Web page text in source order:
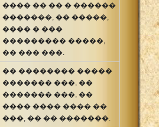
���� �� �� � ������
�������, �� �����,
���� � ���
��������� �����,
�� ��� ���.
�� �������� �����
������� ���, ��
������� ���, ��
���� ���� ���� ��
���, �� �� �������.